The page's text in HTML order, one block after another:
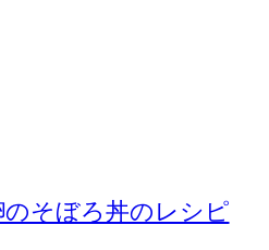
そぼろ丼のレシピ